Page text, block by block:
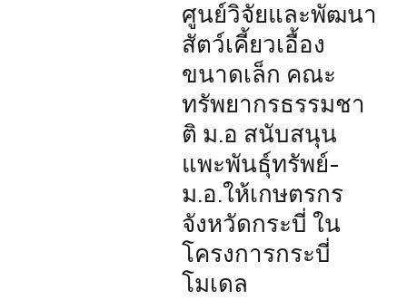
ศูนย์วิจัยและพัฒนา
สัตว์เคี้ยวเอื้อง
ขนาดเล็ก คณะ
ทรัพยากรธรรมชา
ติ ม.อ สนับสนุน
แพะพันธุ์ทรัพย์-
ม.อ.ให้เกษตรกร
จังหวัดกระบี่ ใน
โครงการกระบี่
โมเดล